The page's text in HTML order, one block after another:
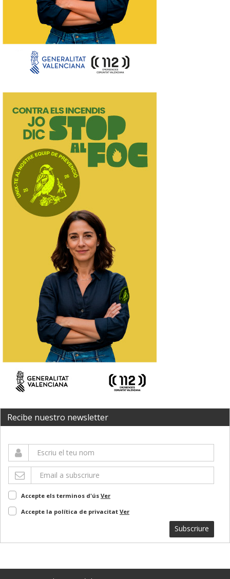
Recibe nuestro newsletter
Accepte els terminos d'ús Ver
Accepte la política de privacitat Ver
Subscriure